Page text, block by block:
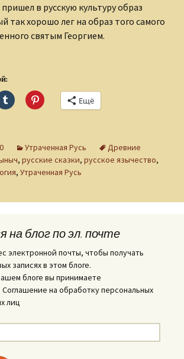
в русскую культуру образ
так хорошо лег на образ того самого
святым Георгием.
Горыныч
Ещё
Утраченная Русь
Древние
, русские сказки, русское язычество,
, Утраченная Русь
на блог по эл. почте
электронной почты, чтобы получать
записях в этом блоге.
блоге вы принимаете
на обработку персональных
лиц